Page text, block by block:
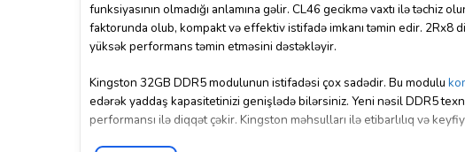
funksiyasının olmadığı anlamına gəlir. CL46 gecikmə vaxtı ilə təchiz
faktorunda olub, kompakt və effektiv istifadə imkanı təmin edir. 2Rx8
yüksək performans təmin etməsini dəstəkləyir.
Kingston 32GB DDR5 modulunun istifadəsi çox sadədir. Bu modulu
edərək yaddaş kapasitetinizi genişlədə bilərsiniz. Yeni nəsil DDR5
performansı ilə diqqət çəkir. Kingston məhsulları ilə etibarlılıq və